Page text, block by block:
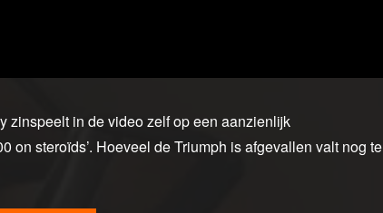
zinspeelt in de video zelf op een aanzienlijk
on steroïds’. Hoeveel de Triumph is afgevallen valt nog te